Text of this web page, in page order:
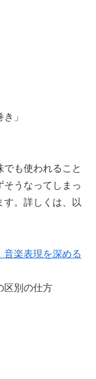
」
でも使われること
そうなってしまっ
す。詳しくは、以
音楽表現を深める
区別の仕方